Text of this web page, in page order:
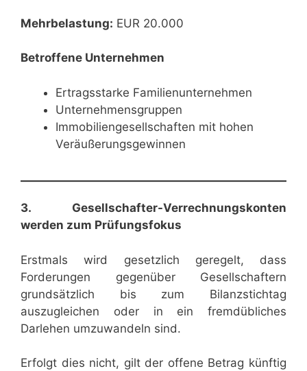
Mehrbelastung: EUR 20.000
Betroffene Unternehmen
Ertragsstarke Familienunternehmen
Unternehmensgruppen
Immobiliengesellschaften mit hohen
Veräußerungsgewinnen
3. Gesellschafter-Verrechnungskonten
werden zum Prüfungsfokus
Erstmals wird gesetzlich geregelt, dass
Forderungen gegenüber Gesellschaftern
grundsätzlich bis zum Bilanzstichtag
auszugleichen oder in ein fremdübliches
Darlehen umzuwandeln sind.
Erfolgt dies nicht, gilt der offene Betrag künftig